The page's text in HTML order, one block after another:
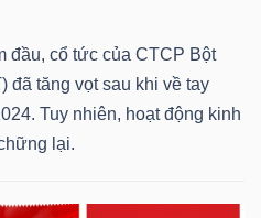
đầu, cổ tức của CTCP Bột
đã tăng vọt sau khi về tay
Tuy nhiên, hoạt động kinh
lại.